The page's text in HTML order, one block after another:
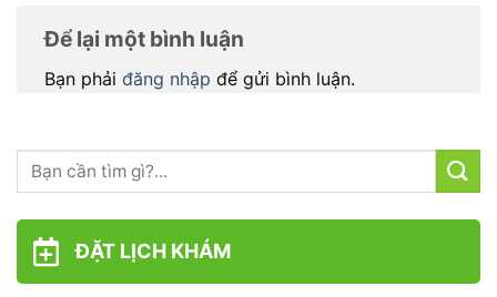
Để lại một bình luận
Bạn phải đăng nhập để gửi bình luận.
ĐẶT LỊCH KHÁM